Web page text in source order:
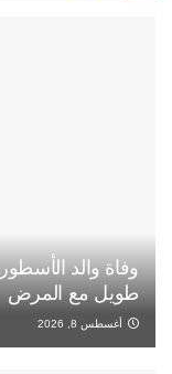
وفاة والد
طويل مع المرض
أغسطس 8, 2026